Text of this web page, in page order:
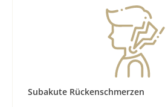
Subakute Rückenschmerzen